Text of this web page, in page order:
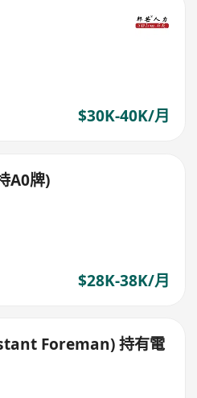
$30K-40K/月
A0牌)
$28K-38K/月
Foreman) 持有電